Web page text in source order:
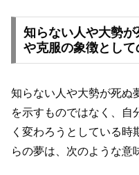
知らない人や大勢
や克服の象徴として
知らない人や大勢が死ぬ
を示すものではなく、自
く変わろうとしている
らの夢は、次のような意